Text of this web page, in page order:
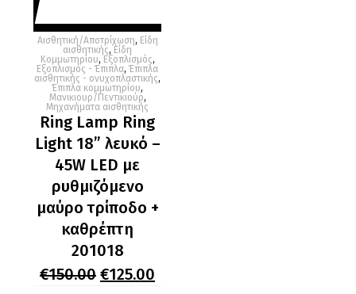
Αισθητική/Αποτρίχωση, Είδη
αισθητικής,Είδη
Κομμωτηρίου,Εξοπλισμός,
Εξοπλισμός - Έπιπλα, Έπιπλα
αισθητικής - ονυχοπλαστικής,
Έπιπλα κομμωτηρίου,
Μανικιουρ/Πεντικιούρ,
Μηχανήματα αισθητικής
Ring Lamp Ring
Light 18” λευκό –
45W LED με
ρυθμιζόμενο
μαύρο τρίποδο +
καθρέπτη
201018
€150.00 Original
€125.00